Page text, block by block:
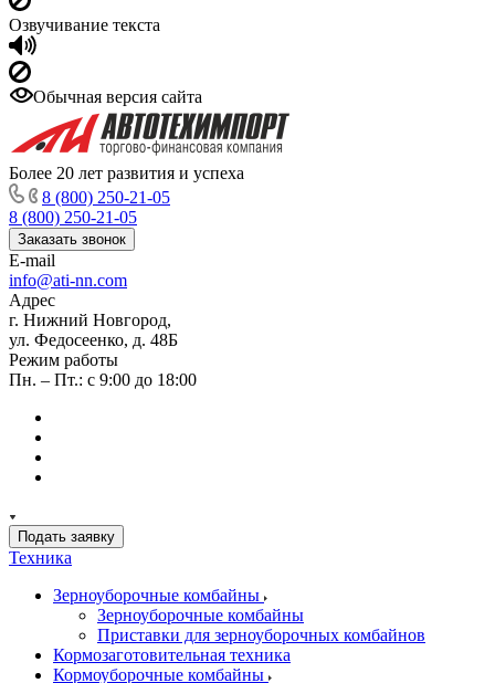
Озвучивание текста
Обычная версия сайта
Более 20 лет развития и успеха
8 (800) 250-21-05
8 (800) 250-21-05
Заказать звонок
E-mail
info@ati-nn.com
Адрес
г. Нижний Новгород,
ул. Федосеенко, д. 48Б
Режим работы
Пн. – Пт.: с 9:00 до 18:00
Подать заявку
Техника
Зерноуборочные комбайны
Зерноуборочные комбайны
Приставки для зерноуборочных комбайнов
Кормозаготовительная техника
Кормоуборочные комбайны